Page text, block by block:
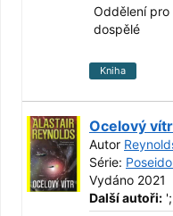
Oddělení pro
dospělé
Kniha
Ocelový
Autor
Série:
Vydáno 2021
Další autoři: ';